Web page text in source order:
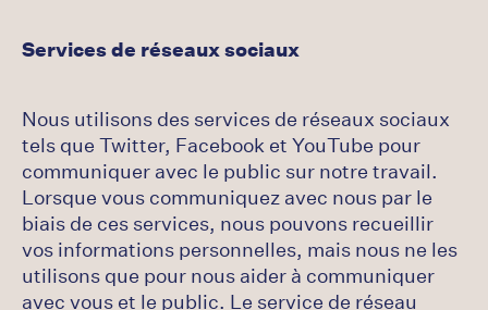
Services de réseaux sociaux
Nous utilisons des services de réseaux sociaux
tels que Twitter, Facebook et YouTube pour
communiquer avec le public sur notre travail.
Lorsque vous communiquez avec nous par le
biais de ces services, nous pouvons recueillir
vos informations personnelles, mais nous ne les
utilisons que pour nous aider à communiquer
avec vous et le public. Le service de réseau